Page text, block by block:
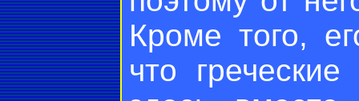
Кроме того,
что